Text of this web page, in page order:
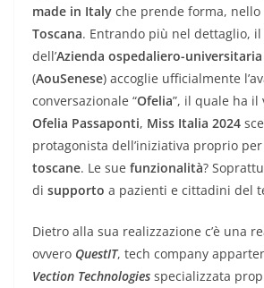
made in Italy che prende forma, nello
Toscana. Entrando più nel dettaglio,
dell’Azienda ospedaliero-universitaria
(AouSenese) accoglie ufficialmente
conversazionale “Ofelia”, il quale ha il
Ofelia Passaponti, Miss Italia 2024
protagonista dell’iniziativa proprio
toscane. Le sue funzionalità?
di supporto a pazienti e cittadini del
Dietro alla sua realizzazione c’è una
ovvero QuestIT, tech company
Vection Technologies specializzata